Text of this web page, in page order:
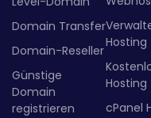
Domain Transfer
Domain-Reseller
Günstige
Domain
registrieren
Hosting
Hosting
cPanel